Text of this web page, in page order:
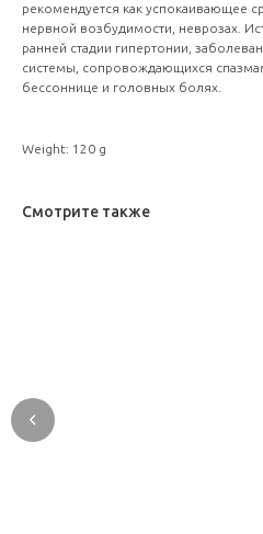
рекомендуется как успокаивающее
нервной возбудимости, неврозах.
ранней стадии гипертонии,
системы, сопровождающихся
бессоннице и головных болях.
Weight: 120 g
Смотрите также